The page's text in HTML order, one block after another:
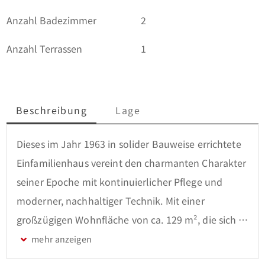
Anzahl Badezimmer
2
Anzahl Terrassen
1
Beschreibung Lage
Dieses im Jahr 1963 in solider Bauweise errichtete
Einfamilienhaus vereint den charmanten Charakter
seiner Epoche mit kontinuierlicher Pflege und
moderner, nachhaltiger Technik. Mit einer
großzügigen Wohnfläche von ca. 129 m², die sich
perfekt auf zwei voll ausgebildete Etagen und
insgesamt 6 Zimmer verteilt, bietet dieses Haus